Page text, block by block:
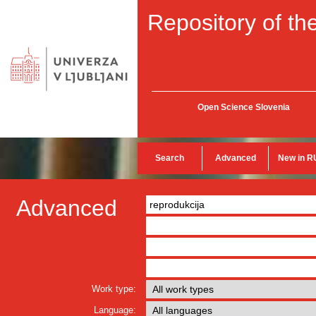
Repository of
Open Science Slovenia
Search Advanced New in
Advanced
Work type:
Language: